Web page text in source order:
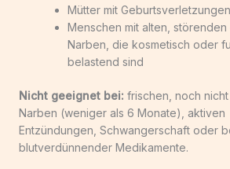
Mütter mit
Menschen mit alten,
Narben, die kosmetisch oder
belastend sind
Nicht geeignet bei: frischen, noch
Narben (weniger als 6 Monate), aktiven
Entzündungen, Schwangerschaft oder
blutverdünnender Medikamente.